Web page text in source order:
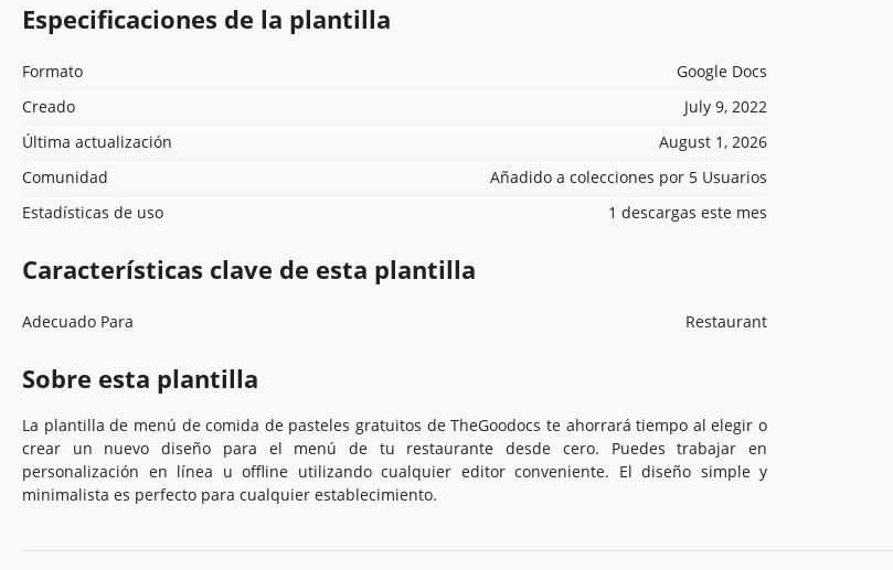
Especificaciones de la plantilla
Formato
Google Docs
Creado
July 9, 2022
Última actualización
August 1, 2026
Comunidad
Añadido a colecciones por 5 Usuarios
Estadísticas de uso
1 descargas este mes
Características clave de esta plantilla
Adecuado Para Restaurant
Sobre esta plantilla
La plantilla de menú de comida de pasteles gratuitos de TheGoodocs te ahorrará tiempo al elegir o
crear un nuevo diseño para el menú de tu restaurante desde cero. Puedes trabajar en
personalización en línea u offline utilizando cualquier editor conveniente. El diseño simple y
minimalista es perfecto para cualquier establecimiento.